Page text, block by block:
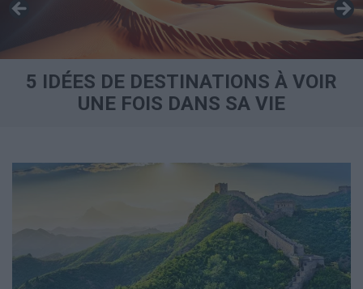
5 IDÉES DE DESTINATIONS À VOIR
UNE FOIS DANS SA VIE